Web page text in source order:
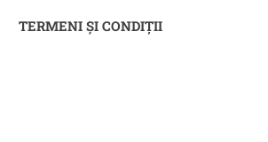
TERMENI ȘI CONDIȚII